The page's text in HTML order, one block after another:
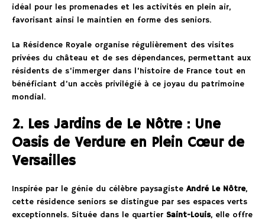
idéal pour les promenades et les activités en plein air,
favorisant ainsi le maintien en forme des seniors.
La Résidence Royale organise régulièrement des visites
privées du château et de ses dépendances, permettant aux
résidents de s’immerger dans l’histoire de France tout en
bénéficiant d’un accès privilégié à ce joyau du patrimoine
mondial.
2. Les Jardins de Le Nôtre : Une
Oasis de Verdure en Plein Cœur de
Versailles
Inspirée par le génie du célèbre paysagiste André Le Nôtre,
cette résidence seniors se distingue par ses espaces verts
exceptionnels. Située dans le quartier Saint-Louis, elle offre